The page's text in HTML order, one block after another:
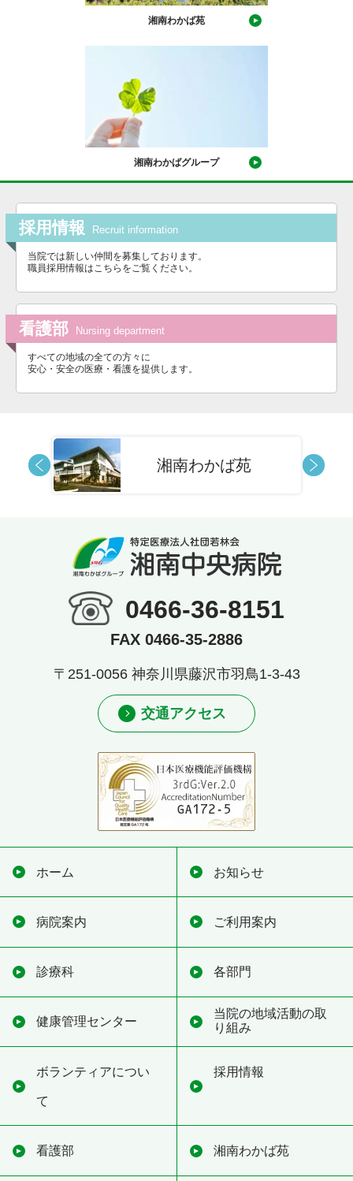
湘南わかば苑
湘南わかばグループ
採用情報 Recruit information
当院では新しい仲間を募集しております。
職員採用情報はこちらをご覧ください。
看護部 Nursing department
すべての地域の全ての方々に
安心・安全の医療・看護を提供します。
湘南わかば苑
0466-36-8151
FAX 0466-35-2886
〒251-0056 神奈川県藤沢市羽鳥1-3-43
交通アクセス
ホーム お知らせ
病院案内 ご利用案内
診療科 各部門
健康管理センター
当院の地域活動の取
り組み
ボランティアについ
て
採用情報
看護部 湘南わかば苑